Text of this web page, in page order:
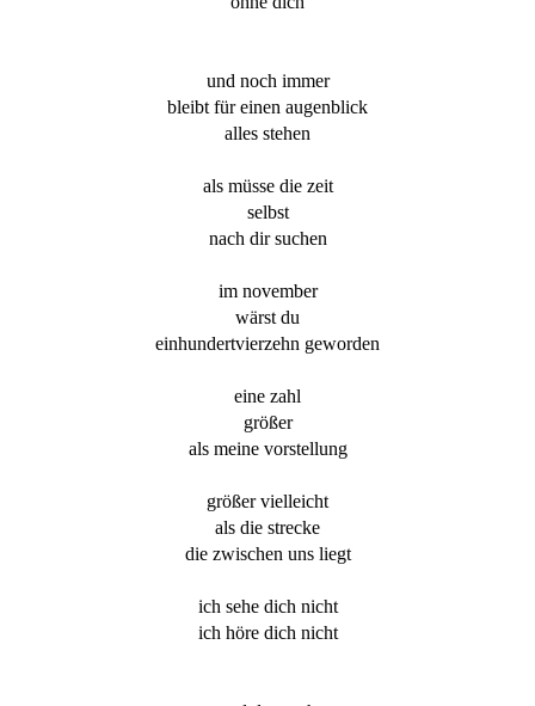
und noch immer
bleibt für einen augenblick
alles stehen
als müsse die zeit
selbst
nach dir suchen
im november
wärst du
einhundertvierzehn geworden
eine zahl
größer
als meine vorstellung
größer vielleicht
als die strecke
die zwischen uns liegt
ich sehe dich nicht
ich höre dich nicht